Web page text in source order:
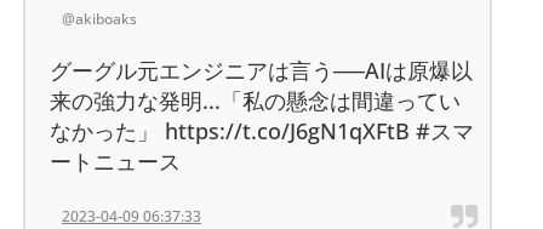
@akiboaks
グーグル元エンジニアは言う──AIは原爆以
来の強力な発明...「私の懸念は間違ってい
なかった」 https://t.co/J6gN1qXFtB #スマ
ートニュース
2023-04-09 06:37:33